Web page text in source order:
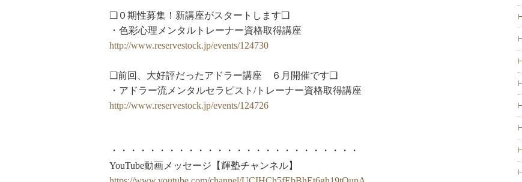
❑０期性募集！新講座がスタートします❑
・色彩心理メンタルトレーナー資格取得講座
http://www.reservestock.jp/events/124730
❑前回、大好評だったアドラー講座 ６月開催です❑
・アドラー流メンタルセラピスト/トレーナー資格取得講座
http://www.reservestock.jp/events/124726
・・・・・・・・・・・・・・・・・・・・・・・・・・
YouTube動画メッセージ【輝塾チャンネル】